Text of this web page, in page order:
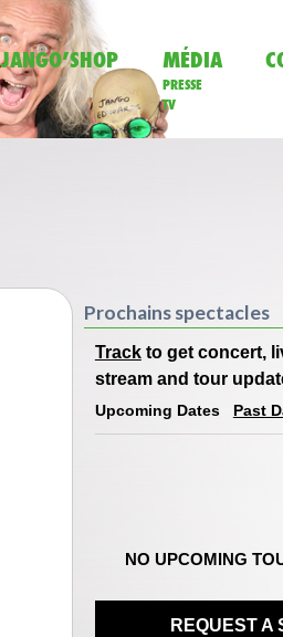
JANGO’SHOP MÉDIA
PRESSE
TV
Prochains spectacles
Trackto get concert,
stream and tour
Upcoming Dates Past
NO UPCOMING
REQUEST A